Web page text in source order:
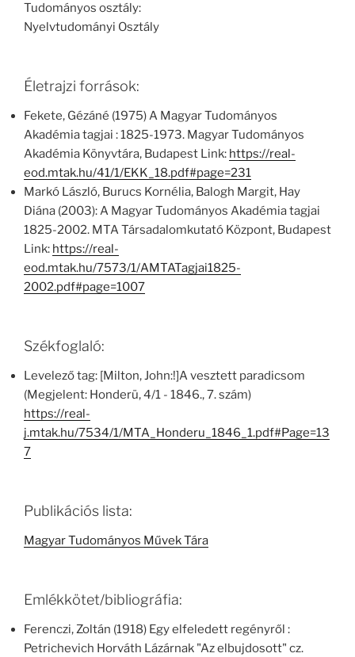
Tudományos osztály:
Nyelvtudományi Osztály
Életrajzi források:
Fekete, Gézáné (1975) A Magyar Tudományos
Akadémia tagjai : 1825-1973. Magyar Tudományos
Akadémia Könyvtára, Budapest Link: https://real-
eod.mtak.hu/41/1/EKK_18.pdf#page=231
Markó László, Burucs Kornélia, Balogh Margit, Hay
Diána (2003): A Magyar Tudományos Akadémia tagjai
1825-2002. MTA Társadalomkutató Központ, Budapest
Link: https://real-
eod.mtak.hu/7573/1/AMTATagjai1825-
2002.pdf#page=1007
Székfoglaló:
Levelező tag: [Milton, John:!]A vesztett paradicsom
(Megjelent: Honderü, 4/1 - 1846., 7. szám)
https://real-
j.mtak.hu/7534/1/MTA_Honderu_1846_1.pdf#Page=13
7
Publikációs lista:
Magyar Tudományos Művek Tára
Emlékkötet/bibliográfia:
Ferenczi, Zoltán (1918) Egy elfeledett regényről :
Petrichevich Horváth Lázárnak "Az elbujdosott" cz.